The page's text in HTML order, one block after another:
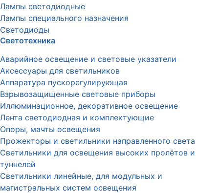
Лампы светодиодные
Лампы специального назначения
Светодиоды
Светотехника
Аварийное освещение и световые указатели
Аксессуары для светильников
Аппаратура пускорегулирующая
Взрывозащищенные световые приборы
Иллюминационное, декоративное освещение
Лента светодиодная и комплектующие
Опоры, мачты освещения
Прожекторы и светильники направленного света
Светильники для освещения высоких пролётов и
туннелей
Светильники линейные, для модульных и
магистральных систем освещения